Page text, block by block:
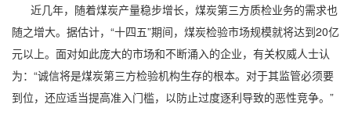
近几年，随着煤炭产量稳步增长，煤炭第三方质检业务的需求也
随之增大。据估计，“十四五”期间，煤炭检验市场规模就将达到20亿
元以上。面对如此庞大的市场和不断涌入的企业，有关权威人士认
为：“诚信将是煤炭第三方检验机构生存的根本。对于其监管必须要
到位，还应适当提高准入门槛，以防止过度逐利导致的恶性竞争。”